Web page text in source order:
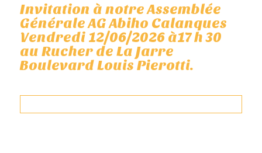
Invitation à notre Assemblée
Générale AG Abiho Calanques
Vendredi 12/06/2026 à17 h 30
au Rucher de La Jarre
Boulevard Louis Pierotti.